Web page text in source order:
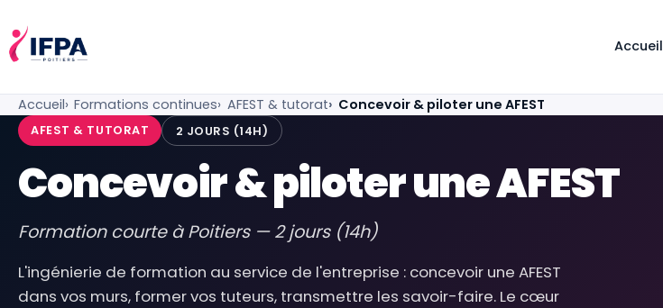
IFPA Poitiers — Centre de formation professionnelle pour adultes
Accueil
Accueil Formations continues AFEST & tutorat Concevoir & piloter une AFEST
AFEST & TUTORAT 2 JOURS (14H)
Concevoir & piloter une AFEST
Formation courte à Poitiers — 2 jours (14h)
L'ingénierie de formation au service de l'entreprise : concevoir une AFEST
dans vos murs, former vos tuteurs, transmettre les savoir-faire. Le cœur